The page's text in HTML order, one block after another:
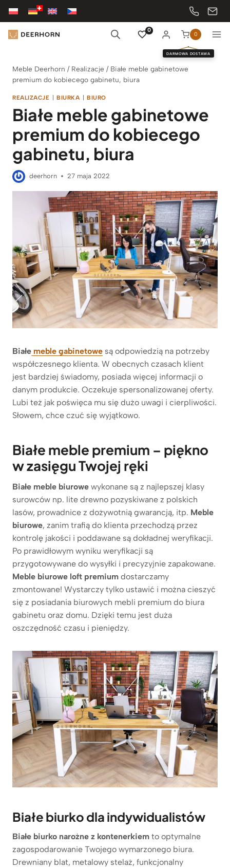
Przejdź
treści
0
0
DARMOWA DOSTAWA
Meble Deerhorn / Realizacje / Białe meble gabinetowe
premium do kobiecego gabinetu, biura
REALIZACJE | BIURKA | BIURO
Białe meble gabinetowe
premium do kobiecego
gabinetu, biura
deerhorn 27 maja 2022
Białe meble gabinetowe są odpowiedzią na potrzeby
współczesnego klienta. W obecnych czasach klient
jest bardziej świadomy, posiada więcej informacji o
danym produkcie. Oczekuje spersonalizowanej oferty.
Lubi też jak poświęca mu się dużo uwagi i cierpliwości.
Słowem, chce czuć się wyjątkowo.
Białe meble premium – piękno
w zasięgu Twojej ręki
Białe meble biurowe wykonane są z najlepszej klasy
surowców np. lite drewno pozyskiwane z polskich
lasów, prowadnice z dożywotnią gwarancją, itp. Meble
biurowe, zanim trafią do klienta przechodzą przez
kontrolę jakości i poddawane są dokładnej weryfikacji.
Po prawidłowym wyniku weryfikacji są
przygotowywane do wysyłki i precyzyjnie zapakowane.
Meble biurowe loft premium dostarczamy
zmontowane! Wystarczy tylko ustawić i można cieszyć
się z posiadania biurowych mebli premium do biura
gabinetu oraz domu. Dzięki temu jest duża
oszczędność czasu i pieniędzy.
Białe biurko dla indywidualistów
Białe biurko narożne z kontenerkiem to optymalne
zagospodarowanie Twojego wymarzonego biura.
Drewniany blat, metalowy stelaż, funkcjonalny